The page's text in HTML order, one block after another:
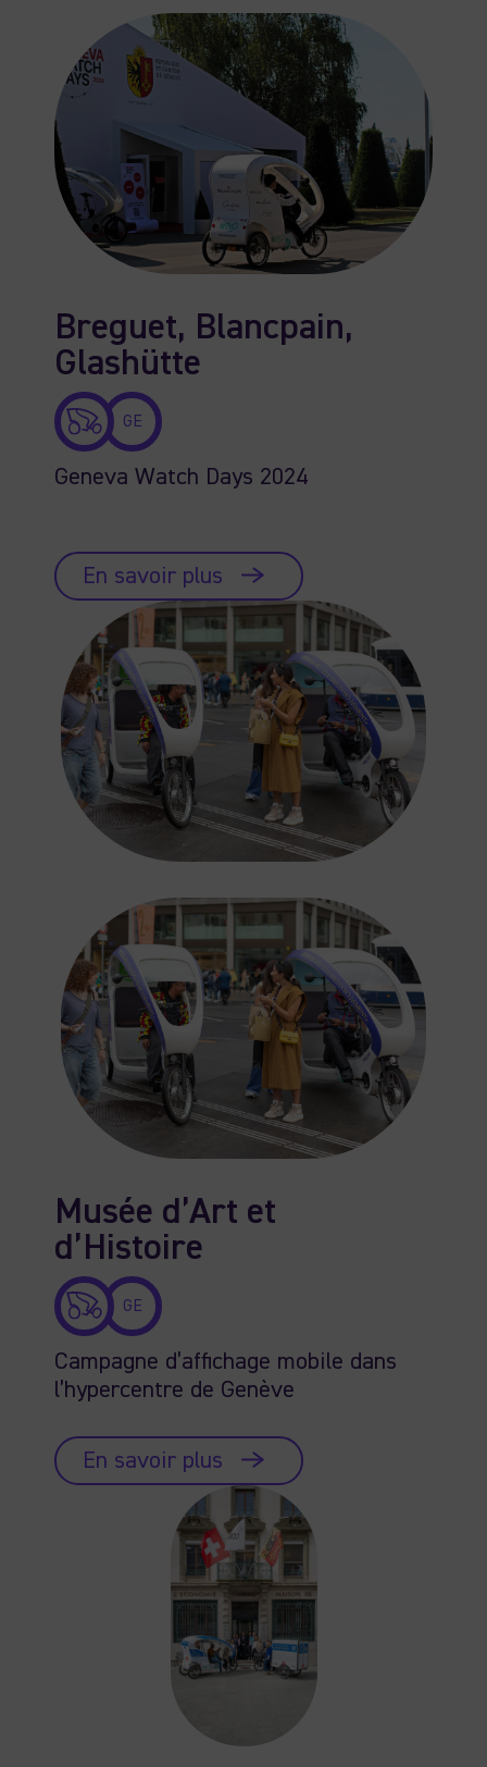
Breguet, Blancpain,
Glashütte
GE
Geneva Watch Days 2024
En savoir plus
Musée d’Art et
d’Histoire
GE
Campagne d’affichage mobile dans
l’hypercentre de Genève
En savoir plus